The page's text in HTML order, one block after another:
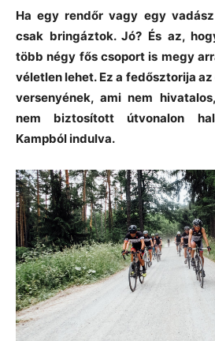
Ha egy rendőr vagy egy
csak bringáztok. Jó? És az,
több négy fős csoport is megy
véletlen lehet. Ez a fedősztorija
versenyének, ami nem
nem biztosított útvonalon
Kampból indulva.